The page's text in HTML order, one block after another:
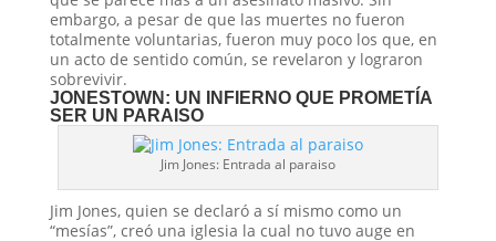
embargo, a pesar de que las muertes no fueron
totalmente voluntarias, fueron muy poco los que, en
un acto de sentido común, se revelaron y lograron
sobrevivir.
JONESTOWN: UN INFIERNO QUE PROMETÍA
SER UN PARAISO
Jim Jones: Entrada al paraiso
Jim Jones, quien se declaró a sí mismo como un
“mesías”, creó una iglesia la cual no tuvo auge en